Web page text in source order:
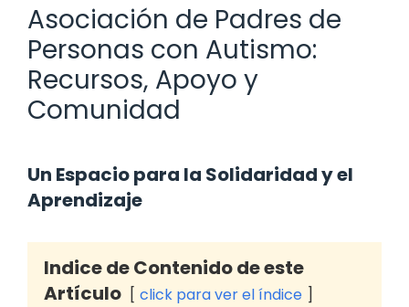
Asociación de Padres de
Personas con Autismo:
Recursos, Apoyo y
Comunidad
Un Espacio para la Solidaridad y el
Aprendizaje
Indice de Contenido de este
Artículo
click para ver el índice